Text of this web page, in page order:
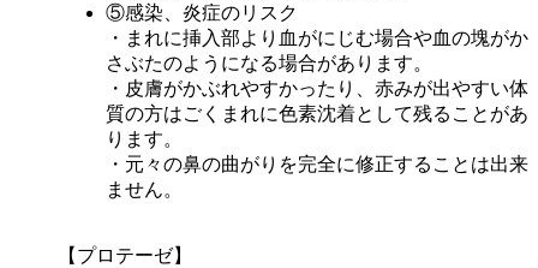
⑤感染、炎症のリスク
・まれに挿入部より血がにじむ場合や血の塊がか
さぶたのようになる場合があります。
・皮膚がかぶれやすかったり、赤みが出やすい体
質の方はごくまれに色素沈着として残ることがあ
ります。
・元々の鼻の曲がりを完全に修正することは出来
ません。
【プロテーゼ】